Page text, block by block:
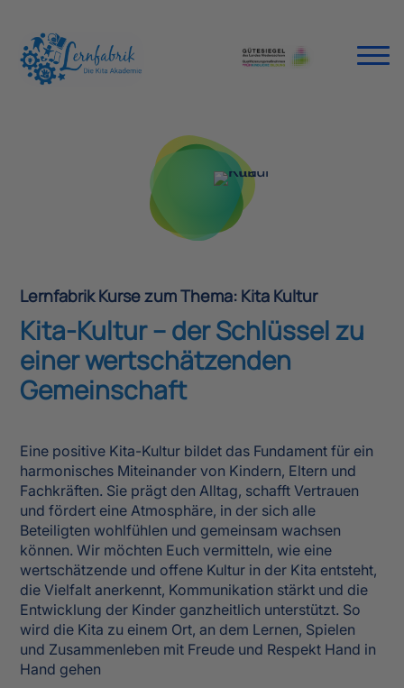
Lernfabrik Kurse zum Thema: Kita Kultur
Kita-Kultur – der Schlüssel zu
einer wertschätzenden
Gemeinschaft
Eine positive Kita-Kultur bildet das Fundament für ein
harmonisches Miteinander von Kindern, Eltern und
Fachkräften. Sie prägt den Alltag, schafft Vertrauen
und fördert eine Atmosphäre, in der sich alle
Beteiligten wohlfühlen und gemeinsam wachsen
können. Wir möchten Euch vermitteln, wie eine
wertschätzende und offene Kultur in der Kita entsteht,
die Vielfalt anerkennt, Kommunikation stärkt und die
Entwicklung der Kinder ganzheitlich unterstützt. So
wird die Kita zu einem Ort, an dem Lernen, Spielen
und Zusammenleben mit Freude und Respekt Hand in
Hand gehen